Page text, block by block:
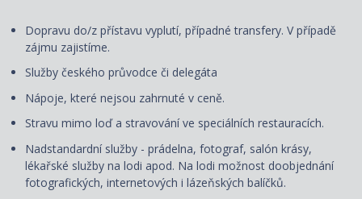
Dopravu do/z přístavu vyplutí, případné transfery. V případě
zájmu zajistíme.
Služby českého průvodce či delegáta
Nápoje, které nejsou zahrnuté v ceně.
Stravu mimo loď a stravování ve speciálních restauracích.
Nadstandardní služby - prádelna, fotograf, salón krásy,
lékařské služby na lodi apod. Na lodi možnost doobjednání
fotografických, internetových i lázeňských balíčků.